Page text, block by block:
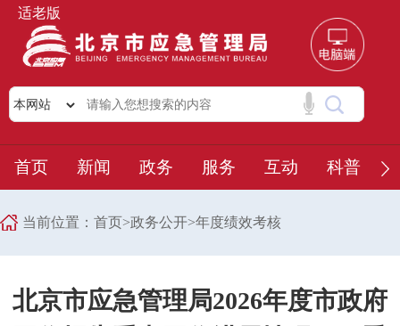
适老版
首页 新闻 政务 服务 互动 科普
当前位置： 首页>政务公开>年度绩效考核
北京市应急管理局2026年度市政府